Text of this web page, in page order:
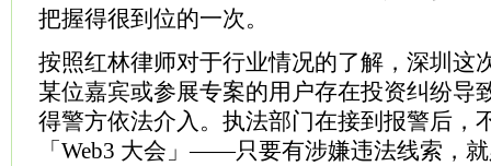
把握得很到位的一次。
按照红林律师对于行业情况的了解，深圳这
某位嘉宾或参展专案的用户存在投资纠纷导
得警方依法介入。执法部门在接到报警后，
「Web3 大会」——只要有涉嫌违法线索，